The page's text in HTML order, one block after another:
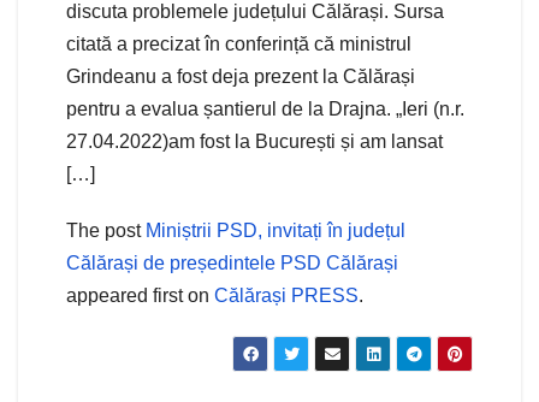
discuta problemele județului Călărași. Sursa
citată a precizat în conferință că ministrul
Grindeanu a fost deja prezent la Călărași
pentru a evalua șantierul de la Drajna. „Ieri (n.r.
27.04.2022)am fost la București și am lansat
[…]
The post Miniștrii PSD, invitați în județul
Călărași de președintele PSD Călărași
appeared first on Călărași PRESS.